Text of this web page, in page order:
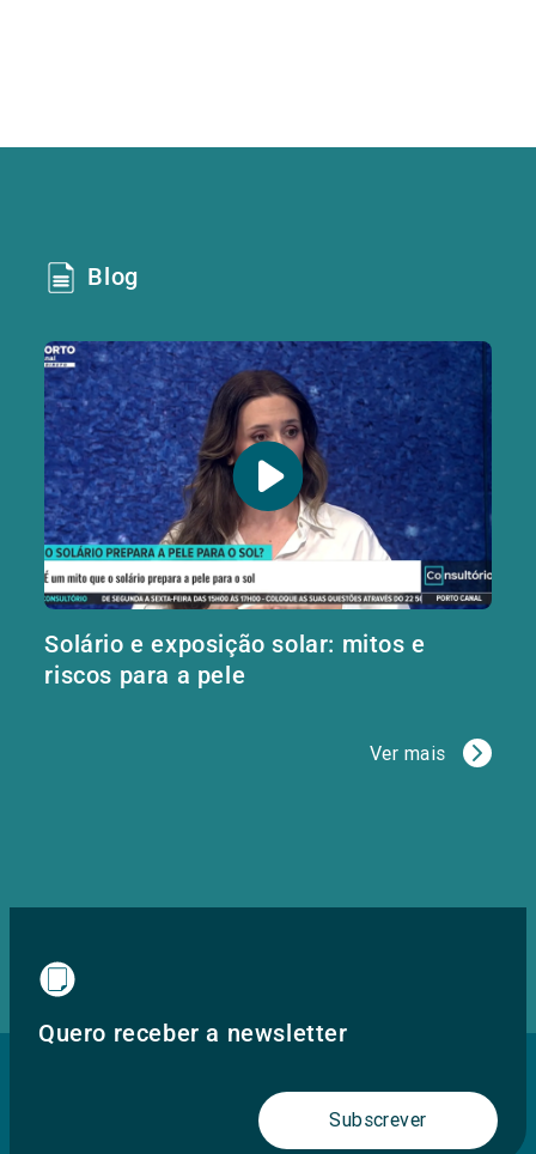
Blog
Solário e exposição solar: mitos e
riscos para a pele
Ver mais
Quero receber a newsletter
Subscrever